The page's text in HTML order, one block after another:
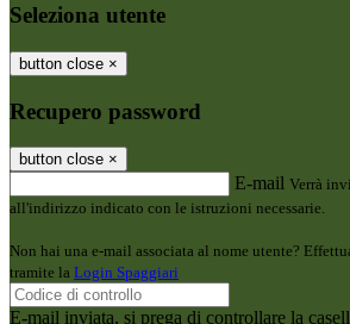
Seleziona utente
button close ×
Recupero password
button close ×
E-mail Verrà
all'indirizzo indicato con le istruzioni necessarie.
Non hai una e-mail associata al nome utente?
tramite la Login Spaggiari
E-mail inviata, si prega di controllare la